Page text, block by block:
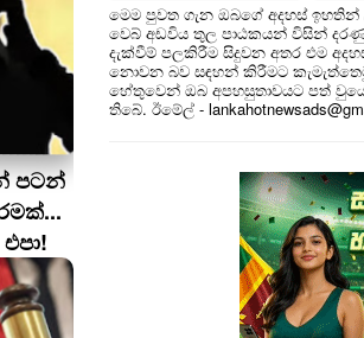
පටන්
මෙම පුවත ගැන ඔබගේ අදහස්
වෙබ් අඩවිය තුල පාඨකයන් විසින්
දැක්වීම් පලකිරීම සිදුවන අතර එම
නොවන බව සඳහන් කිරීමට
හේතුවෙන් ඔබ අපහසුතාවයට පත්
තිබේ. ඊමේල් -